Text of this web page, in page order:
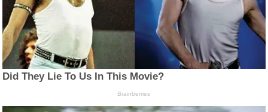
Did They Lie To Us In This Movie?
Brainberries